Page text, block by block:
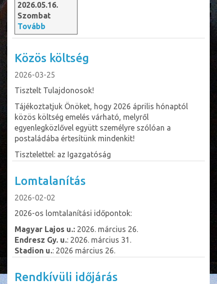
2026.05.16.
Szombat
Tovább
Közös költség
2026-03-25
Tisztelt Tulajdonosok!
Tájékoztatjuk Önöket, hogy 2026 április hónaptól
közös költség emelés várható, melyről
egyenlegközlővel együtt személyre szólóan a
postaládába értesítünk mindenkit!
Tisztelettel: az Igazgatóság
Lomtalanítás
2026-02-02
2026-os lomtalanítási időpontok:
Magyar Lajos u.: 2026. március 26.
Endresz Gy. u.: 2026. március 31.
Stadion u.: 2026 március 26.
Rendkívüli időjárás